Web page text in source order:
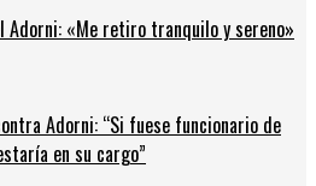
Adorni: «Me retiro tranquilo y sereno»
Adorni: “Si fuese funcionario de
en su cargo”